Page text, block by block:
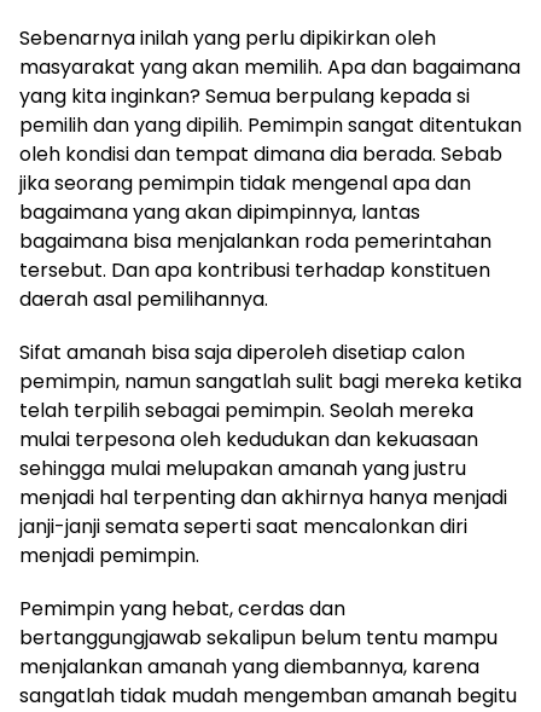
Sebenarnya inilah yang perlu dipikirkan oleh
masyarakat yang akan memilih. Apa dan bagaimana
yang kita inginkan? Semua berpulang kepada si
pemilih dan yang dipilih. Pemimpin sangat ditentukan
oleh kondisi dan tempat dimana dia berada. Sebab
jika seorang pemimpin tidak mengenal apa dan
bagaimana yang akan dipimpinnya, lantas
bagaimana bisa menjalankan roda pemerintahan
tersebut. Dan apa kontribusi terhadap konstituen
daerah asal pemilihannya.
Sifat amanah bisa saja diperoleh disetiap calon
pemimpin, namun sangatlah sulit bagi mereka ketika
telah terpilih sebagai pemimpin. Seolah mereka
mulai terpesona oleh kedudukan dan kekuasaan
sehingga mulai melupakan amanah yang justru
menjadi hal terpenting dan akhirnya hanya menjadi
janji-janji semata seperti saat mencalonkan diri
menjadi pemimpin.
Pemimpin yang hebat, cerdas dan
bertanggungjawab sekalipun belum tentu mampu
menjalankan amanah yang diembannya, karena
sangatlah tidak mudah mengemban amanah begitu